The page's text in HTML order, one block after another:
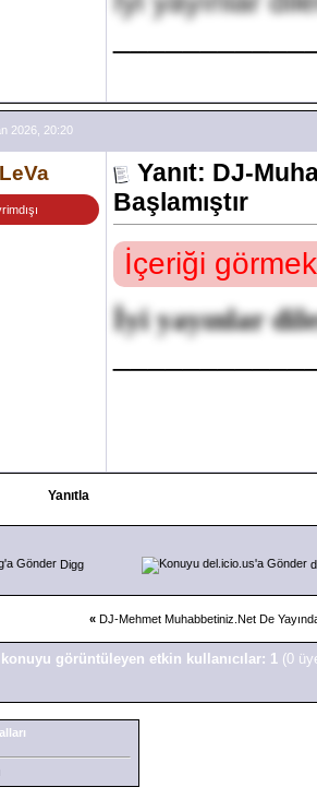
2026, 20:20
Yanıt: DJ-
Başlamıştır
İçeriği
İyi yayınlar
Yanıtla
Digg
« DJ-Mehmet Muhabbetiniz.Net De
görüntüleyen etkin kullanıcılar: 1 (0